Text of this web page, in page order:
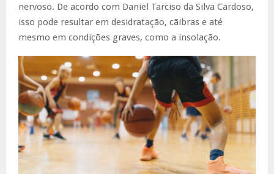
nervoso. De acordo com Daniel Tarciso da Silva Cardoso,
isso pode resultar em desidratação, cãibras e até
mesmo em condições graves, como a insolação.